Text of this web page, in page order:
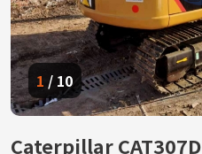
1 / 10
Caterpillar